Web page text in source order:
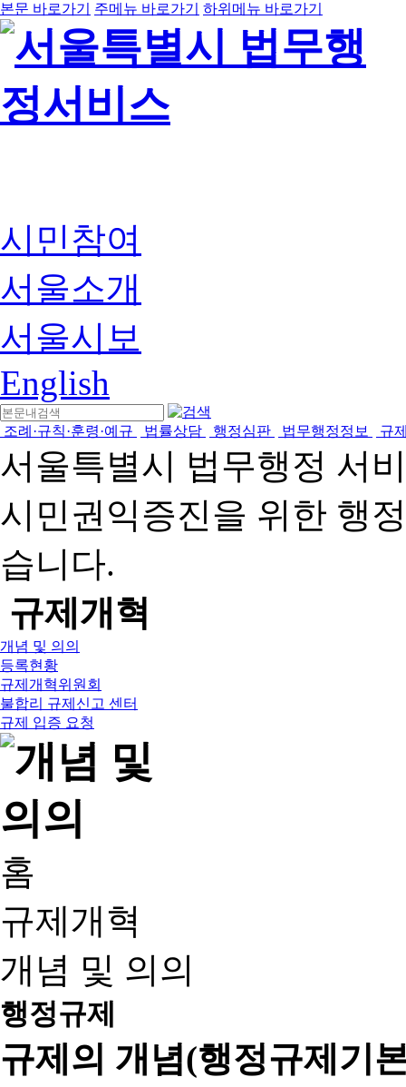
본문 바로가기 주메뉴 바로가기 하위메뉴 바로가기
시민참여
서울소개
서울시보
English
조례·규칙·훈령·예규 법률상담 행정심판 법무행정정보 규
서울특별시 법무행정 서
시민권익증진을 위한 행
습니다.
규제개혁
개념 및 의의
등록현황
규제개혁위원회
불합리 규제신고 센터
규제 입증 요청
홈
규제개혁
개념 및 의의
행정규제
규제의 개념(행정규제기